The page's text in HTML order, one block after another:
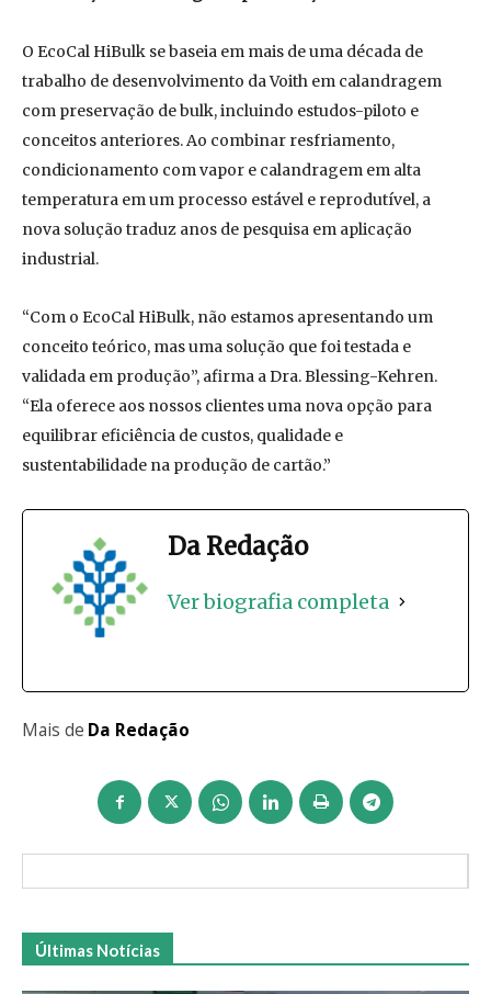
O EcoCal HiBulk se baseia em mais de uma década de
trabalho de desenvolvimento da Voith em calandragem
com preservação de bulk, incluindo estudos-piloto e
conceitos anteriores. Ao combinar resfriamento,
condicionamento com vapor e calandragem em alta
temperatura em um processo estável e reprodutível, a
nova solução traduz anos de pesquisa em aplicação
industrial.
“Com o EcoCal HiBulk, não estamos apresentando um
conceito teórico, mas uma solução que foi testada e
validada em produção”, afirma a Dra. Blessing-Kehren.
“Ela oferece aos nossos clientes uma nova opção para
equilibrar eficiência de custos, qualidade e
sustentabilidade na produção de cartão.”
Da Redação
Ver biografia completa
Mais de Da Redação
Últimas Notícias